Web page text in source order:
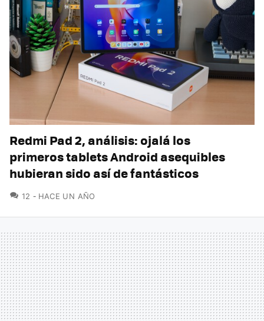
Redmi Pad 2, análisis: ojalá los
primeros tablets Android asequibles
hubieran sido así de fantásticos
12 COMENTARIOS
HACE UN AÑO